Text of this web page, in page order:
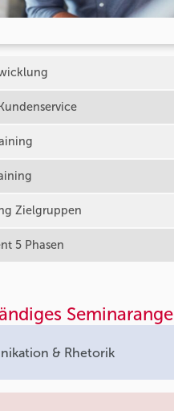
Zielgruppen
5 Phasen
& Rhetorik